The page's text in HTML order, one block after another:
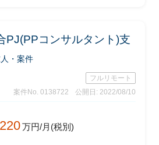
PJ(PPコンサルタント)支
・案件
フルリモート
案件No. 0138722
公開日: 2022/08/10
万円/月(税別)